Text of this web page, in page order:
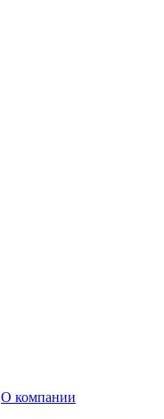
О компании